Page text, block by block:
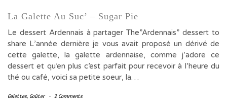
La Galette Au Suc’ – Sugar Pie
Le dessert Ardennais à partager The”Ardennais” dessert to
share L’année dernière je vous avait proposé un dérivé de
cette galette, la galette ardennaise, comme j’adore ce
dessert et qu’en plus c’est parfait pour recevoir à l’heure du
thé ou café, voici sa petite soeur, la…
Galettes, Goûter - 2 Comments